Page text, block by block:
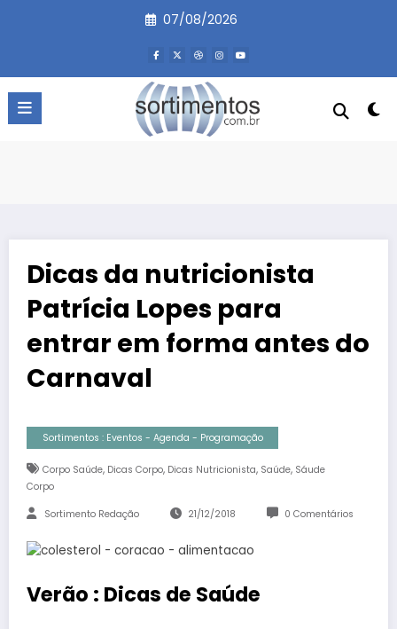
07/08/2026
Dicas da nutricionista
Patrícia Lopes para
entrar em forma antes do
Carnaval
Sortimentos : Eventos - Agenda - Programação
Corpo Saúde, Dicas Corpo, Dicas Nutricionista, Saúde, Sáude
Corpo
Sortimento Redação 21/12/2018 0 Comentários
Verão : Dicas de Saúde